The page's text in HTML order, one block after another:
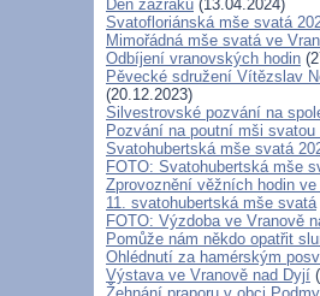
Den zázraků (13.04.2024)
Svatofloriánská mše svatá
Mimořádná mše svatá ve
Odbíjení vranovských hodin
Pěvecké sdružení Vítězslav
(20.12.2023)
Silvestrovské pozvání na
Pozvání na poutní mši svatou
Svatohubertská mše svatá
FOTO: Svatohubertská mše
Zprovoznění věžních hodin ve
11. svatohubertská mše svatá
FOTO: Výzdoba ve Vranově
Pomůže nám někdo opatřit
Ohlédnutí za hamérským
Výstava ve Vranově nad Dyjí